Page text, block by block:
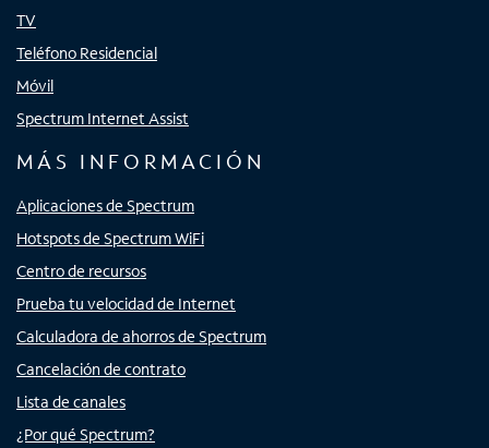
TV
Teléfono Residencial
Móvil
Spectrum Internet Assist
MÁS INFORMACIÓN
Aplicaciones de Spectrum
Hotspots de Spectrum WiFi
Centro de recursos
Prueba tu velocidad de Internet
Calculadora de ahorros de Spectrum
Cancelación de contrato
Lista de canales
¿Por qué Spectrum?